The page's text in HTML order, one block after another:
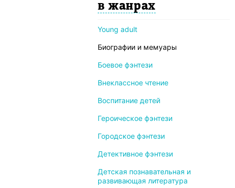
в жанрах
Young adult
Биографии и мемуары
Боевое фэнтези
Внеклассное чтение
Воспитание детей
Героическое фэнтези
Городское фэнтези
Детективное фэнтези
Детская познавательная и
развивающая литература